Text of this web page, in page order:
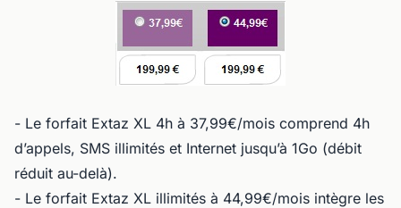
- Le forfait Extaz XL 4h à 37,99€/mois comprend 4h
d’appels, SMS illimités et Internet jusqu’à 1Go (débit
réduit au-delà).
- Le forfait Extaz XL illimités à 44,99€/mois intègre les